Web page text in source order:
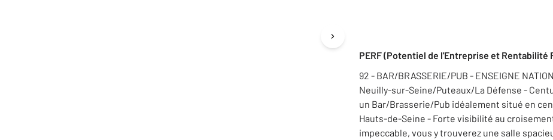
PERF (Potentiel de l'Entreprise et Rentabilité
92 - BAR/BRASSERIE/PUB - ENSEIGNE
Neuilly-sur-Seine/Puteaux/La Défense -
un Bar/Brasserie/Pub idéalement situé en
Hauts-de-Seine - Forte visibilité au
impeccable, vous y trouverez une salle